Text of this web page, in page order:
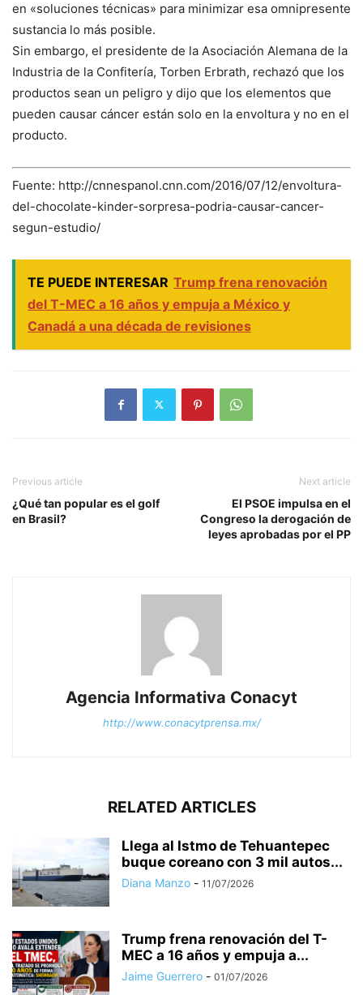
en «soluciones técnicas» para minimizar esa omnipresente
sustancia lo más posible.
Sin embargo, el presidente de la Asociación Alemana de la
Industria de la Confitería, Torben Erbrath, rechazó que los
productos sean un peligro y dijo que los elementos que
pueden causar cáncer están solo en la envoltura y no en el
producto.
Fuente: http://cnnespanol.cnn.com/2016/07/12/envoltura-
del-chocolate-kinder-sorpresa-podria-causar-cancer-
segun-estudio/
TE PUEDE INTERESAR Trump frena renovación
del T-MEC a 16 años y empuja a México y
Canadá a una década de revisiones
Previous article
¿Qué tan popular es el golf
en Brasil?
Next article
El PSOE impulsa en el
Congreso la derogación de
leyes aprobadas por el PP
Agencia Informativa Conacyt
http://www.conacytprensa.mx/
RELATED ARTICLES
Llega al Istmo de Tehuantepec
buque coreano con 3 mil autos...
Diana Manzo - 11/07/2026
Trump frena renovación del T-
MEC a 16 años y empuja a...
Jaime Guerrero - 01/07/2026